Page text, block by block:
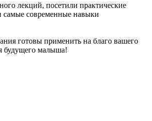
лекций, посетили практические
самые современные навыки
готовы применить на благо вашего
будущего малыша!